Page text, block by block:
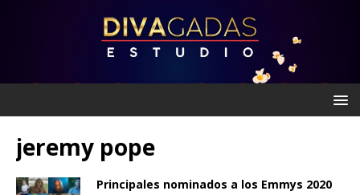
jeremy pope
Principales nominados a los Emmys 2020